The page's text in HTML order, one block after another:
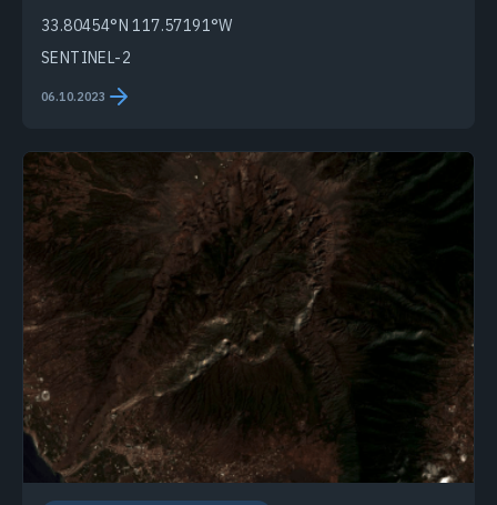
33.80454°N 117.57191°W
SENTINEL-2
06.10.2023